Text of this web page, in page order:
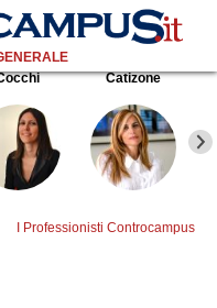
Catizone
I Professionisti Controcampus